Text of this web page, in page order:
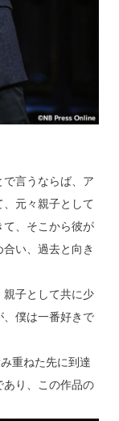
言うならば、ア
元々親子として
て、そこから彼が
い、過去と向き
親子として共に少
、僕は一番好きで
重ねた先に到達
あり、この作品の